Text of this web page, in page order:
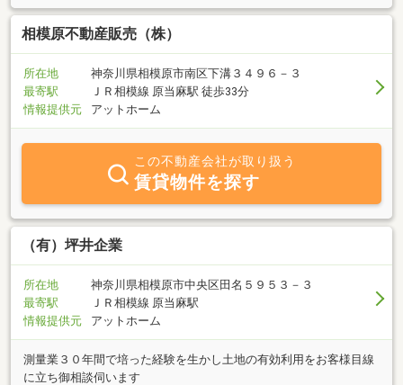
相模原不動産販売（株）
所在地
神奈川県相模原市南区下溝３４９６－３
最寄駅
ＪＲ相模線 原当麻駅 徒歩33分
情報提供元
アットホーム
この不動産会社が取り扱う
賃貸物件を探す
（有）坪井企業
所在地
神奈川県相模原市中央区田名５９５３－３
最寄駅
ＪＲ相模線 原当麻駅
情報提供元
アットホーム
測量業３０年間で培った経験を生かし土地の有効利用をお客様目線
に立ち御相談伺います